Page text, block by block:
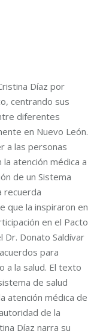
Díaz por
centrando sus
diferentes
en Nuevo León.
a las personas
atención médica a
de un Sistema
recuerda
que la inspiraron en
en el Pacto
Dr. Donato Saldívar
para
a la salud. El texto
de salud
atención médica de
de la
Díaz narra su